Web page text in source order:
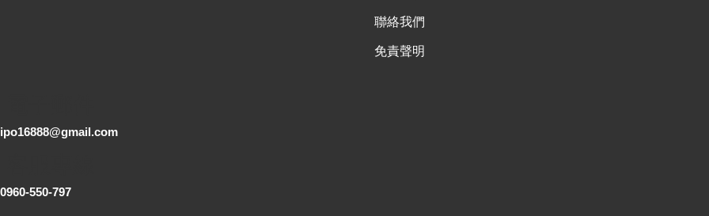
聯絡我們
免責聲明
ipo16888@gmail.com
0960-550-797